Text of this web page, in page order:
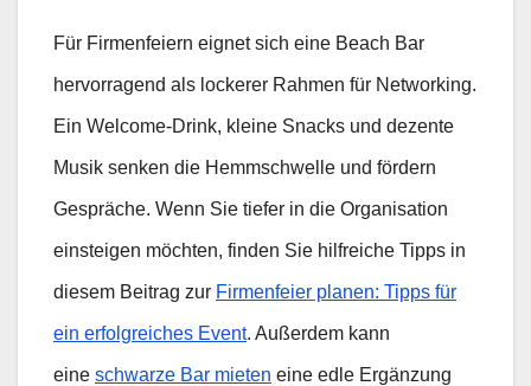
Für Firmenfeiern eignet sich eine Beach Bar
hervorragend als lockerer Rahmen für Networking.
Ein Welcome-Drink, kleine Snacks und dezente
Musik senken die Hemmschwelle und fördern
Gespräche. Wenn Sie tiefer in die Organisation
einsteigen möchten, finden Sie hilfreiche Tipps in
diesem Beitrag zur Firmenfeier planen: Tipps für
ein erfolgreiches Event. Außerdem kann
eine schwarze Bar mieten eine edle Ergänzung